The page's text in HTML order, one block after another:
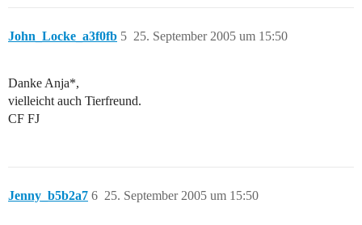
John_Locke_a3f0fb 25. September 2005 um 15:50
5
Danke Anja*,
vielleicht auch Tierfreund.
CF FJ
Jenny_b5b2a7 25. September 2005 um 15:50
6